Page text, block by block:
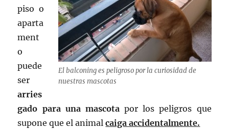
El balconing es peligroso por la curiosidad de
nuestras mascotas
piso o
aparta
ment
o
puede
ser
arries
gado para una mascota por los peligros que
supone que el animalcaiga accidentalmente.